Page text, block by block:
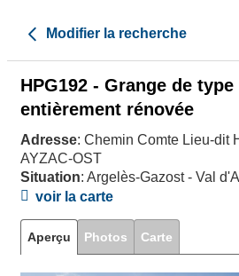
Modifier la recherche
HPG192 - Grange de
entièrement rénovée
Adresse: Chemin Comte Lieu-dit
AYZAC-OST
Situation: Argelès-Gazost - Val
voir la carte
Aperçu Photos Carte